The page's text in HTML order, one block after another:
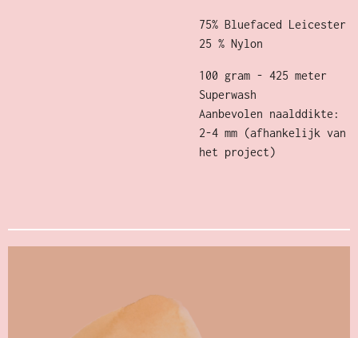
75% Bluefaced Leicester
25 % Nylon
100 gram - 425 meter
Superwash
Aanbevolen naalddikte:
2-4 mm (afhankelijk van
het project)